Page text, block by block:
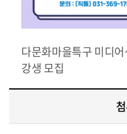
다문화마을특구 미디
강생 모집